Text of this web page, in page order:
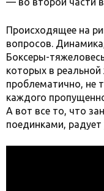
Происходящее на
вопросов.
Боксеры-
которых в
проблематично, не
каждого
А вот все то, что
поединками, радует